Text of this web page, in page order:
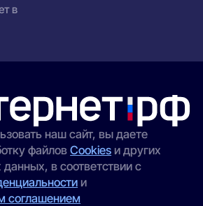
в
наш сайт, вы даете
файловCookies и других
данных, в соответствии с
и
соглашением